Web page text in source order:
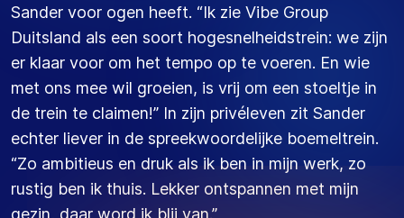
Sander voor ogen heeft. “Ik zie Vibe Group
Duitsland als een soort hogesnelheidstrein: we zijn
er klaar voor om het tempo op te voeren. En wie
met ons mee wil groeien, is vrij om een stoeltje in
de trein te claimen!” In zijn privéleven zit Sander
echter liever in de spreekwoordelijke boemeltrein.
“Zo ambitieus en druk als ik ben in mijn werk, zo
rustig ben ik thuis. Lekker ontspannen met mijn